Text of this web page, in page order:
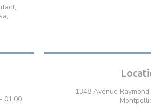
01:00
1348 Avenue